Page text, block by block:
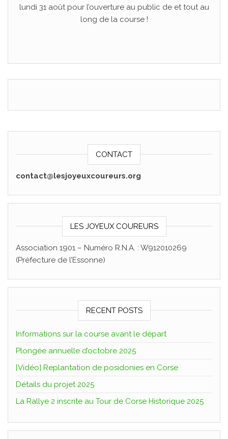
lundi 31 août pour l’ouverture au public de et tout au
long de la course !
CONTACT
contact@lesjoyeuxcoureurs.org
LES JOYEUX COUREURS
Association 1901 – Numéro R.N.A. : W912010269
(Préfecture de l’Essonne)
RECENT POSTS
Informations sur la course avant le départ
Plongée annuelle d’octobre 2025
[Vidéo] Replantation de posidonies en Corse
Détails du projet 2025
La Rallye 2 inscrite au Tour de Corse Historique 2025